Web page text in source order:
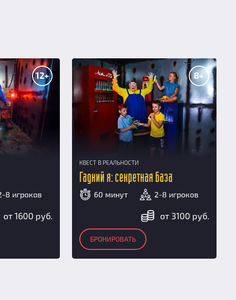
12+
8 игроков
от 1600 руб.
8+
КВЕСТ В РЕАЛЬНОСТИ
Гадкий я: секретная база
60 минут 2-8 игроков
от 3100 руб.
БРОНИРОВАТЬ